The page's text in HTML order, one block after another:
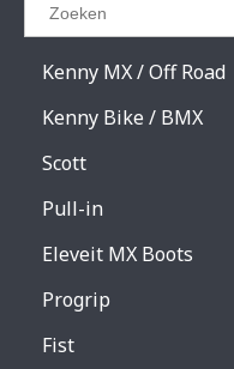
GA TERUG
Kenny MX / Off Road
Kenny Bike / BMX
Scott
Pull-in
Eleveit MX Boots
Progrip
Fist